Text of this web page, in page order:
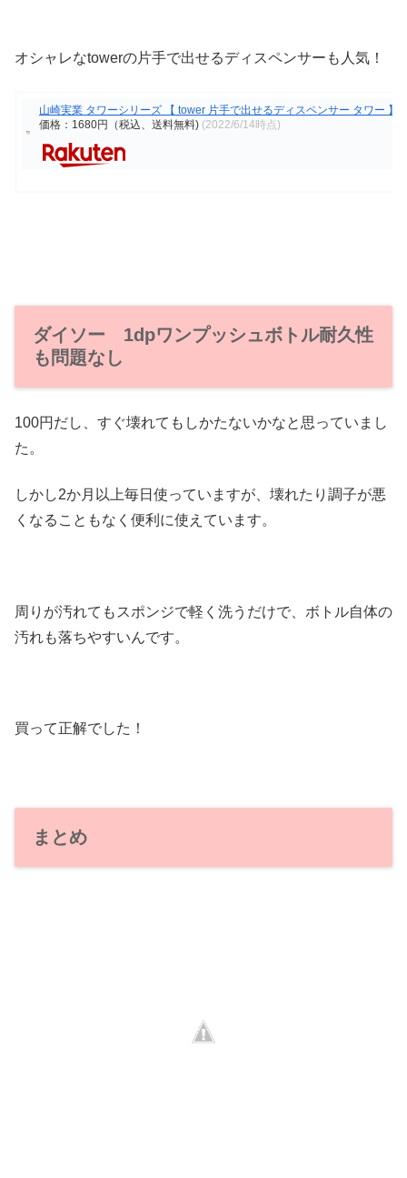
オシャレなtowerの片手で出せるディスペンサーも人気！
山崎実業 タワーシリーズ 【 tower 片手で出せるディスペンサー タワー
価格：1680円（税込、送料無料) (2022/6/14時点)
ダイソー 1dpワンプッシュボトル耐久性
も問題なし
100円だし、すぐ壊れてもしかたないかなと思っていまし
た。
しかし2か月以上毎日使っていますが、壊れたり調子が悪
くなることもなく便利に使えています。
周りが汚れてもスポンジで軽く洗うだけで、ボトル自体の
汚れも落ちやすいんです。
買って正解でした！
まとめ